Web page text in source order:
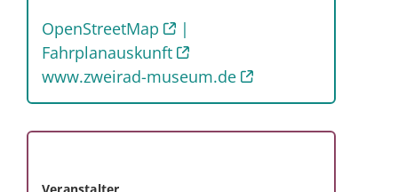
OpenStreetMap
Fahrplanauskunft
www.zweirad-museum.de